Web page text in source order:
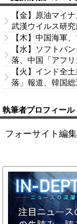
【金】原油マイ
武漢ウイルス研究
【木】中国海軍
【水】ソフトバ
落、中国「アフリ
【火】インド全
落」報道、韓国総
執筆者プロフィール
フォーサイト編